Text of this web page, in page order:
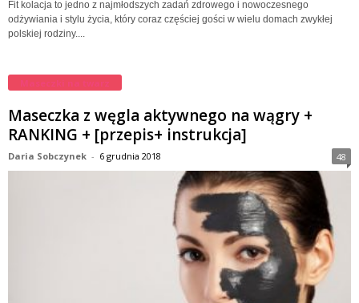
Fit kolacja to jedno z najmłodszych zadań zdrowego i nowoczesnego
odżywiania i stylu życia, który coraz częściej gości w wielu domach zwykłej
polskiej rodziny....
Maseczki na twarz
Maseczka z węgla aktywnego na wągry +
RANKING + [przepis+ instrukcja]
Daria Sobczynek - 6 grudnia 2018 48